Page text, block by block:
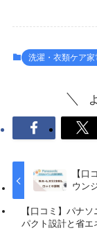
洗濯・衣類ケア家
【口
ウン
【口コミ】パナ
パクト設計と省エ